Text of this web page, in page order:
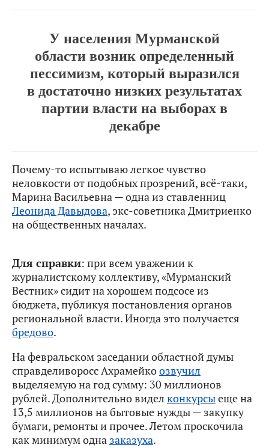
У населения Мурманской
области возник определенный
пессимизм, который выразился
в достаточно низких результатах
партии власти на выборах в
декабре
Почему-то испытываю легкое чувство
неловкости от подобных прозрений, всё-таки,
Марина Васильевна — одна из ставленниц
Леонида Давыдова, экс-советника Дмитриенко
на общественных началах.
Для справки: при всем уважении к
журналистскому коллективу, «Мурманский
Вестник» сидит на хорошем подсосе из
бюджета, публикуя постановления органов
региональной власти. Иногда это получается
бредово.
На февральском заседании областной думы
справделиворосс Ахрамейкоозвучил
выделяемую на год сумму: 30 миллионов
рублей. Дополнительно видел конкурсыеще на
13,5 миллионов на бытовые нужды — закупку
бумаги, ремонты и прочее. Летом проскочила
как минимум одна заказуха.